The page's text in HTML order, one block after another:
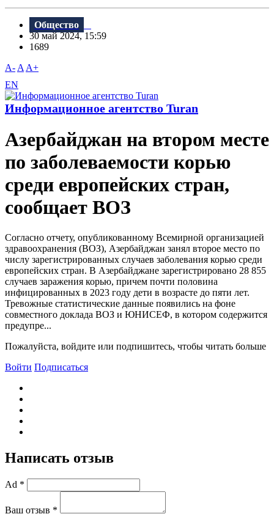
Общество
30 май 2024, 15:59
1689
A- A A+
EN
Информационное агентство Turan
Азербайджан на втором месте
по заболеваемости корью
среди европейских стран,
сообщает ВОЗ
Согласно отчету, опубликованному Всемирной организацией
здравоохранения (ВОЗ), Азербайджан занял второе место по
числу зарегистрированных случаев заболевания корью среди
европейских стран. В Азербайджане зарегистрировано 28 855
случаев заражения корью, причем почти половина
инфицированных в 2023 году дети в возрасте до пяти лет.
Тревожные статистические данные появились на фоне
совместного доклада ВОЗ и ЮНИСЕФ, в котором содержится
предупре...
Пожалуйста, войдите или подпишитесь, чтобы читать больше
Войти Подписаться
Написать отзыв
Ad *
Ваш отзыв *